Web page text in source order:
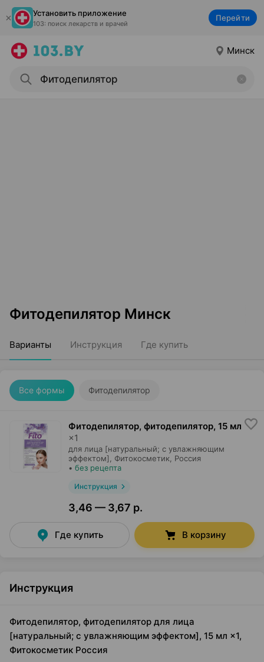
Установить приложение
103: поиск лекарств и врачей
Перейти
Минск
Фитодепилятор Минск
Варианты Инструкция Где купить
Все формы Фитодепилятор
Фитодепилятор, фитодепилятор, 15 мл
×1
для лица [натуральный; с увлажняющим
эффектом],
Фитокосметик , Россия
• без рецепта
Инструкция
3,46 — 3,67 р.
Где купить В корзину
Инструкция
Фитодепилятор, фитодепилятор для лица
[натуральный; с увлажняющим эффектом], 15 мл ×1,
Фитокосметик Россия